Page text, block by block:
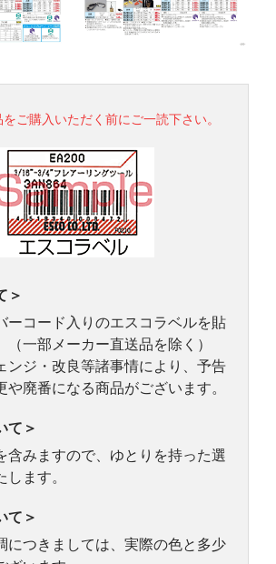
ご購入いただく前にご一読下さい。
＞
ーコード入りのエスコラベルを貼
（一部メーカー直送品を除く）
ンジ・改良等諸事情により、予告
や廃番になる商品がございます。
て＞
含みますので、ゆとりを持った選
ます。
て＞
につきましては、実際の色と多少